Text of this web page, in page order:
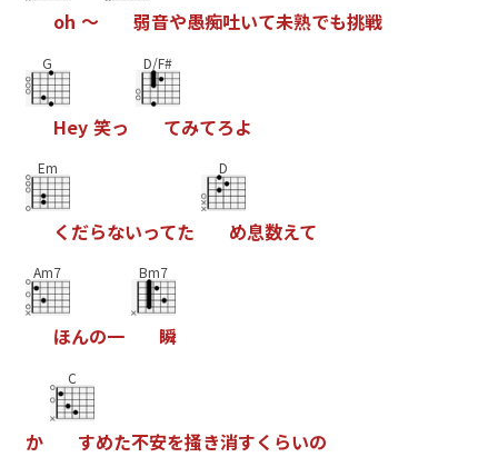
oh ～ 弱音や愚痴吐いて未熟でも挑戦
G
Hey 笑っ
D/F#
てみてろよ
Em
く だらないってた
D
め息数えて
Am7
ほんの一
Bm7
瞬
か
C
すめた不安を掻き消すく らいの